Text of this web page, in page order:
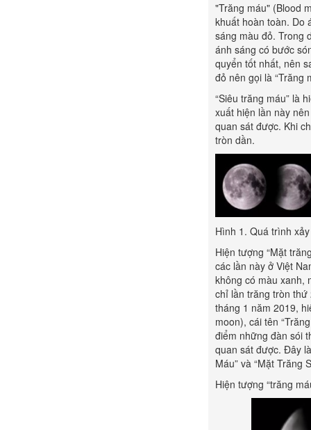
"Trăng máu" (Blood
khuất hoàn toàn. Do
sáng màu đỏ. Trong
ánh sáng có bước
quyển tốt nhất, nên
đỏ nên gọi là “Trăng
“Siêu trăng máu” là
xuất hiện lần này
quan sát được. Khi
tròn dần.
Hình 1. Quá trình
Hiện tượng “Mặt
các lần này ở Việt
không có màu xanh,
chỉ lần trăng tròn thứ
tháng 1 năm 2019,
moon), cái tên
điểm những đàn sói
quan sát được. Đây
Máu” và “Mặt Trăng
Hiện tượng “trăng